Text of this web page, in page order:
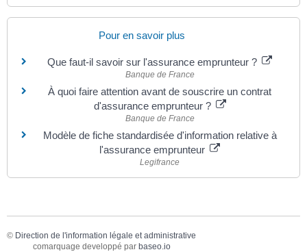
Pour en savoir plus
Que faut-il savoir sur l'assurance emprunteur ?
Banque de France
À quoi faire attention avant de souscrire un contrat
d'assurance emprunteur ?
Banque de France
Modèle de fiche standardisée d'information relative à
l'assurance emprunteur
Legifrance
© Direction de l'information légale et administrative
comarquage developpé par baseo.io